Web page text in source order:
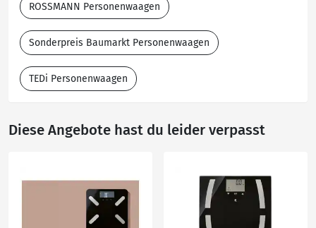
ROSSMANN Personenwaagen
Sonderpreis Baumarkt Personenwaagen
TEDi Personenwaagen
Diese Angebote hast du leider verpasst